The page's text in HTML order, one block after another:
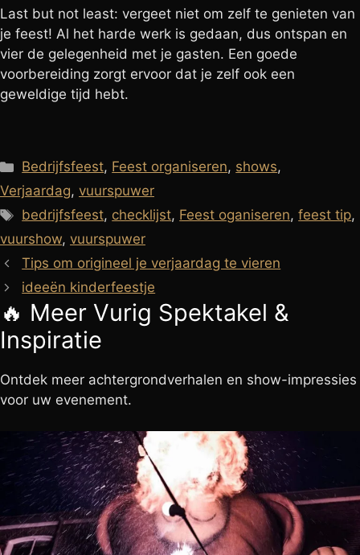
Last but not least: vergeet niet om zelf te genieten van
je feest! Al het harde werk is gedaan, dus ontspan en
vier de gelegenheid met je gasten. Een goede
voorbereiding zorgt ervoor dat je zelf ook een
geweldige tijd hebt.
Categorieën
Bedrijfsfeest, Feest organiseren, shows,
Verjaardag, vuurspuwer
Tags
bedrijfsfeest, checklijst, Feest oganiseren,feest tip,
vuurshow, vuurspuwer
Tips om origineel je verjaardag te vieren
ideeën kinderfeestje
🔥 Meer Vurig Spektakel &
Inspiratie
Ontdek meer achtergrondverhalen en show-impressies
voor uw evenement.